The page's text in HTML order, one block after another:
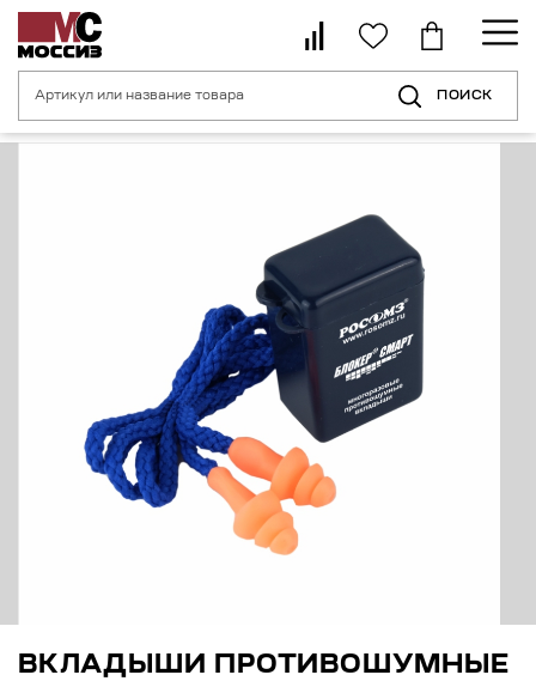
ПОИСК
Главная страница Средства индивидуальной защиты
ВКЛАДЫШИ ПРОТИВОШУМНЫЕ